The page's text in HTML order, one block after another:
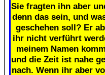
Sie fragten ihn aber
denn das sein, und
geschehen soll? Er
ihr nicht verführt
meinem Namen
und die Zeit ist nahe
nach. Wenn ihr aber